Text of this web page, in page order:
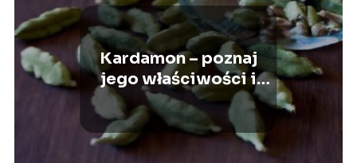
Kardamon – poznaj
jego właściwości i
wartości odżywcze